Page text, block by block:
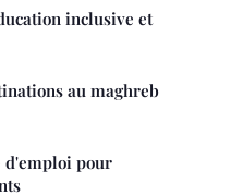
inclusive et
au maghreb
d'emploi pour